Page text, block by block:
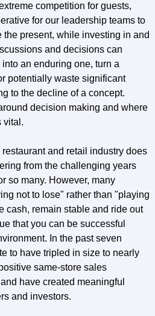
competition for guests,
for our leadership teams to
the present, while investing in and
and decisions can
an enduring one, turn a
potentially waste significant
to the decline of a concept.
decision making and where
vital.
and retail industry does
from the challenging years
so many. However, many
not to lose" rather than "playing
cash, remain stable and ride out
that you can be successful
In the past seven
to have tripled in size to nearly
same-store sales
have created meaningful
and investors.